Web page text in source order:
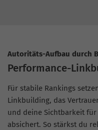
Autoritäts-Aufbau durch
Performance-
Für stabile Rankings
Linkbuilding, das
und deine Sichtbarkeit
absichert. So stärkst du